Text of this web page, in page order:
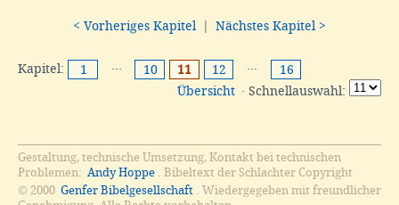
< Vorheriges Kapitel Nächstes Kapitel >
Kapitel: 1 ··· 10 11 12 ···
16
Übersicht · Schnellauswahl:
Gestaltung, technische Umsetzung, Kontakt bei technischen
Problemen: Andy Hoppe . Bibeltext der Schlachter Copyright
© 2000 Genfer Bibelgesellschaft . Wiedergegeben mit freundlicher